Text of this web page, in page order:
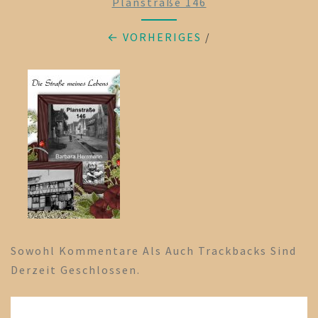
← VORHERIGES /
Sowohl Kommentare Als Auch Trackbacks Sind
Derzeit Geschlossen.